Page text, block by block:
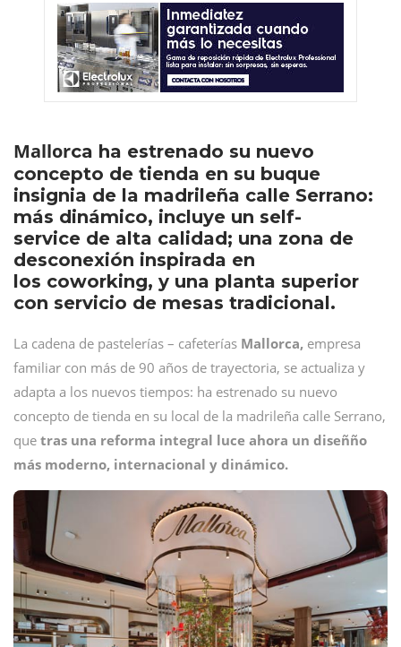
Mallorca ha estrenado su nuevo
concepto de tienda en su buque
insignia de la madrileña calle Serrano:
más dinámico, incluye un self-
service de alta calidad; una zona de
desconexión inspirada en
los coworking, y una planta superior
con servicio de mesas tradicional.
La cadena de pastelerías – cafeterías Mallorca, empresa
familiar con más de 90 años de trayectoria, se actualiza y
adapta a los nuevos tiempos: ha estrenado su nuevo
concepto de tienda en su local de la madrileña calle Serrano,
que tras una reforma integral luce ahora un diseñño
más moderno, internacional y dinámico.